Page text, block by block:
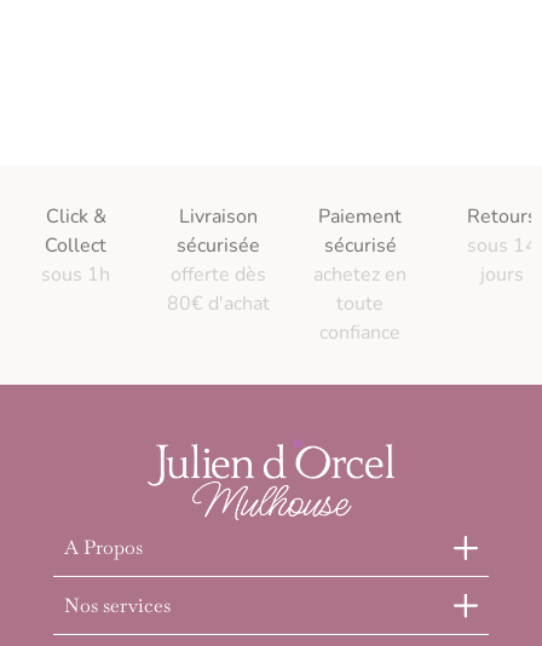
Click &
Collect
sous 1h
Livraison
sécurisée
offerte dès
80€ d'achat
Paiement
sécurisé
achetez en
toute
confiance
Retours
sous 14
jours
A Propos
Nos services